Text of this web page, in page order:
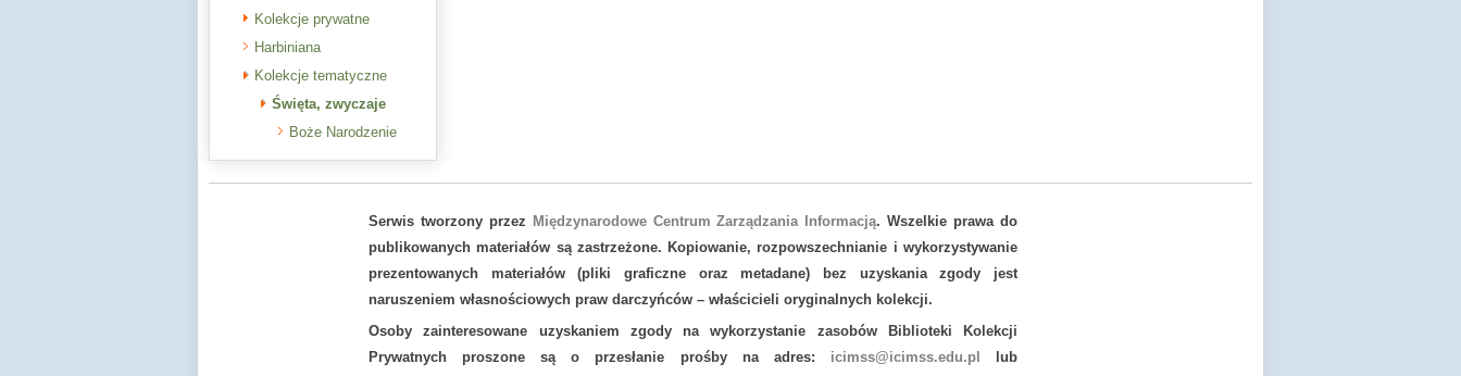
Kolekcje prywatne
Harbiniana
Kolekcje tematyczne
Święta, zwyczaje
Boże Narodzenie
Serwis tworzony przez Międzynarodowe Centrum Zarządzania Informacją. Wszelkie prawa do
publikowanych materiałów są zastrzeżone. Kopiowanie, rozpowszechnianie i wykorzystywanie
prezentowanych materiałów (pliki graficzne oraz metadane) bez uzyskania zgody jest
naruszeniem własnościowych praw darczyńców – właścicieli oryginalnych kolekcji.
Osoby zainteresowane uzyskaniem zgody na wykorzystanie zasobów Biblioteki Kolekcji
Prywatnych proszone są o przesłanie prośby na adres: icimss@icimss.edu.pl
lub